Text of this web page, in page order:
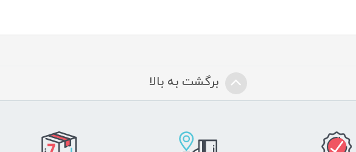
برگشت به بالا